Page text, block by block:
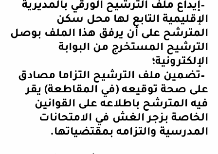
–إيداع ملف الترشيح الورقي بالمديرية
الإقليمية التابع لها محل سكن
المترشح على أن يرفق هذا الملف بوصل
الترشيح المستخرج من البوابة
الإلكترونية؛
–تضمين ملف الترشيح التزاما مصادق
على صحة توقيعه (في المقاطعة) يقر
فيه المترشح باطلاعه على القوانين
الخاصة بزجر الغش في الامتحانات
المدرسية والتزامه بمقتضياتها.